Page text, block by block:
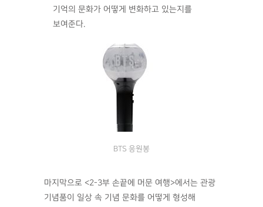
기억의 문화가 어떻게 변화하고 있는지를
보여준다.
BTS 응원봉
마지막으로 <2-3부 손끝에 머문 여행>에서는 관광
기념품이 일상 속 기념 문화를 어떻게 형성해